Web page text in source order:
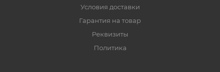
Условия доставки
Гарантия на товар
Реквизиты
Политика